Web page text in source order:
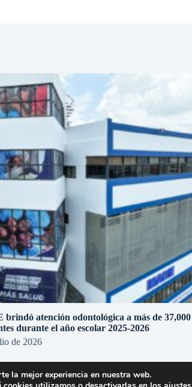
atención odontológica a más de 37,000
durante el año escolar 2025-2026
de 2026
la mejor experiencia en nuestra web.